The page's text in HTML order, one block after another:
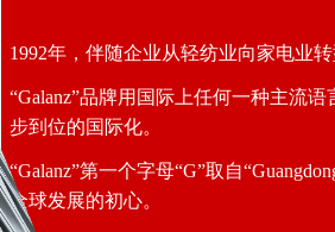
1992年，伴随企业从轻纺业向家电业
“Galanz”品牌用国际上任何一种主流
步到位的国际化。
“Galanz”第一个字母“G”取自
全球发展的初心。